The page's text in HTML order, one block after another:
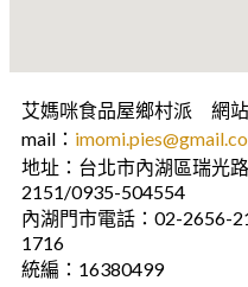
艾媽咪食品屋鄉村派 網站
mail：
地址：台北市內湖區瑞光
2151/0935-504554
內湖門市電話：02-2656-
1716
統編：16380499